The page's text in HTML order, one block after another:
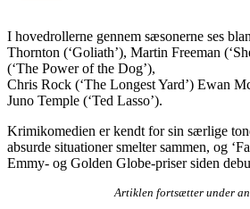
I hovedrollerne gennem sæsonerne ses
Thornton (‘Goliath’), Martin Freeman
(‘The Power of the Dog’),
Chris Rock (‘The Longest Yard’) Ewan
Juno Temple (‘Ted Lasso’).
Krimikomedien er kendt for sin særlige
absurde situationer smelter sammen, og
Emmy- og Golden Globe-priser siden
Artiklen fortsætter under